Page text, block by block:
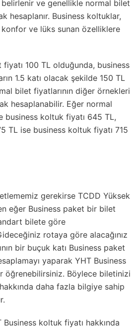
ve genellikle normal bilet
hesaplanır. Business koltuklar,
ve lüks sunan özelliklere
100 TL olduğunda, business
1.5 katı olacak şekilde 150 TL
bilet fiyatlarının diğer örnekleri
hesaplanabilir. Eğer normal
business koltuk fiyatı 645 TL,
TL ise business koltuk fiyatı 715
gerekirse TCDD Yüksek
eğer Business paket bir bilet
bilete göre
rotaya göre alacağınız
bir buçuk katı Business paket
yaparak YHT Business
öğrenebilirsiniz. Böylece biletinizi
daha fazla bilgiye sahip
koltuk fiyatı hakkında